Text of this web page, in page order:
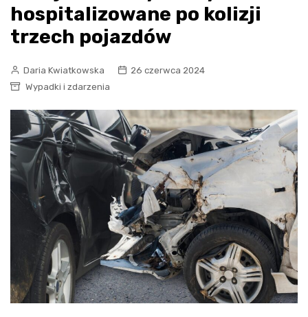
hospitalizowane po kolizji
trzech pojazdów
Daria Kwiatkowska
26 czerwca 2024
Wypadki i zdarzenia